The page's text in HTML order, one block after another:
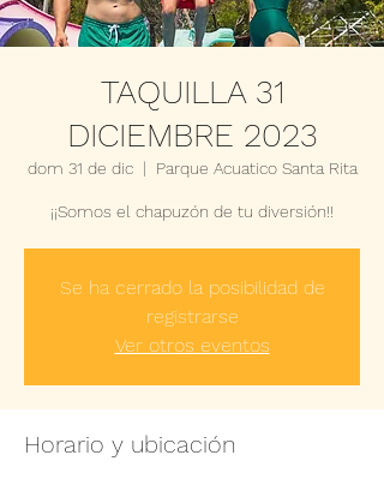
TAQUILLA 31
DICIEMBRE 2023
dom 31 de dic
  |
Parque Acuatico Santa Rita
¡¡Somos el chapuzón de tu diversión!!
Se ha cerrado la posibilidad de
registrarse
Ver otros eventos
Horario y ubicación